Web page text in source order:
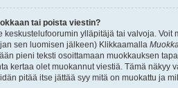
tai poista viestin?
keskustelufoorumin ylläpitäjä tai valvoja.
sen luomisen jälkeen) Klikkaamalla
pieni teksti osoittamaan muokkauksen
kertaa olet muokannut viestiä. Tämä näkyy
pitää itse jättää syy mitä on muokattu ja